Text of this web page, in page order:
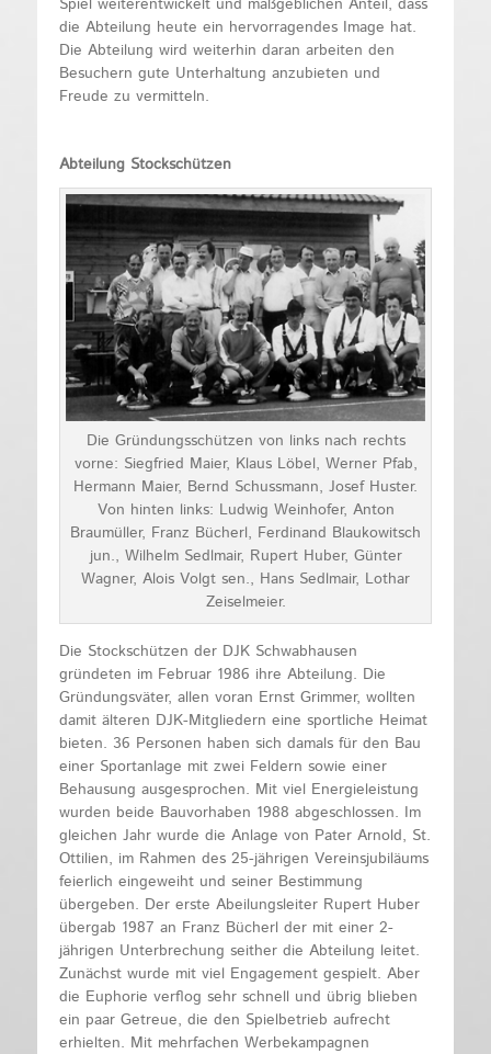
die Abteilung heute ein hervorragendes Image hat.
Die Abteilung wird weiterhin daran arbeiten den
Besuchern gute Unterhaltung anzubieten und
Freude zu vermitteln.
Abteilung Stockschützen
Die Gründungsschützen von links nach rechts
vorne: Siegfried Maier, Klaus Löbel, Werner Pfab,
Hermann Maier, Bernd Schussmann, Josef Huster.
Von hinten links: Ludwig Weinhofer, Anton
Braumüller, Franz Bücherl, Ferdinand Blaukowitsch
jun., Wilhelm Sedlmair, Rupert Huber, Günter
Wagner, Alois Volgt sen., Hans Sedlmair, Lothar
Zeiselmeier.
Die Stockschützen der DJK Schwabhausen
gründeten im Februar 1986 ihre Abteilung. Die
Gründungsväter, allen voran Ernst Grimmer, wollten
damit älteren DJK-Mitgliedern eine sportliche Heimat
bieten. 36 Personen haben sich damals für den Bau
einer Sportanlage mit zwei Feldern sowie einer
Behausung ausgesprochen. Mit viel Energieleistung
wurden beide Bauvorhaben 1988 abgeschlossen. Im
gleichen Jahr wurde die Anlage von Pater Arnold, St.
Ottilien, im Rahmen des 25-jährigen Vereinsjubiläums
feierlich eingeweiht und seiner Bestimmung
übergeben. Der erste Abeilungsleiter Rupert Huber
übergab 1987 an Franz Bücherl der mit einer 2-
jährigen Unterbrechung seither die Abteilung leitet.
Zunächst wurde mit viel Engagement gespielt. Aber
die Euphorie verflog sehr schnell und übrig blieben
ein paar Getreue, die den Spielbetrieb aufrecht
erhielten. Mit mehrfachen Werbekampagnen